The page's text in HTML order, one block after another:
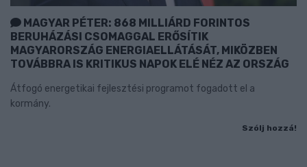
MAGYAR PÉTER: 868 MILLIÁRD FORINTOS
BERUHÁZÁSI CSOMAGGAL ERŐSÍTIK
MAGYARORSZÁG ENERGIAELLÁTÁSÁT, MIKÖZBEN
TOVÁBBRA IS KRITIKUS NAPOK ELÉ NÉZ AZ ORSZÁG
Átfogó energetikai fejlesztési programot fogadott el a
kormány.
Szólj hozzá!